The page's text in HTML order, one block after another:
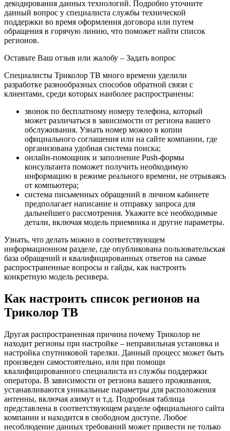
декодирования данных технологий. Подробно уточните
данный вопрос у специалиста службы технической
поддержки во время оформления договора или путем
обращения в горячую линию, что поможет найти список
регионов.
Оставьте Ваш отзыв или жалобу – Задать вопрос
Специалисты Триколор ТВ много времени уделили
разработке разнообразных способов обратной связи с
клиентами, среди которых наиболее распространены:
звонок по бесплатному номеру телефона, который
может различаться в зависимости от региона вашего
обслуживания. Узнать номер можно в копии
официального соглашения или на сайте компании, где
организована удобная система поиска;
онлайн-помощник и заполнение Push-формы
консультанта поможет получить необходимую
информацию в режиме реального времени, не отрываясь
от компьютера;
система письменных обращений в личном кабинете
предполагает написание и отправку запроса для
дальнейшего рассмотрения. Укажите все необходимые
детали, включая модель приемника и другие параметры.
Узнать, что делать можно в соответствующем
информационном разделе, где опубликована пользовательская
база обращений и квалифицированных ответов на самые
распространенные вопросы и гайды, как настроить
конкретную модель ресивера.
Как настроить список регионов на
Триколор ТВ
Другая распространенная причина почему Триколор не
находит регионы при настройке – неправильная установка и
настройка спутниковой тарелки. Данный процесс может быть
произведен самостоятельно, или при помощи
квалифицированного специалиста из службы поддержки
оператора. В зависимости от региона вашего проживания,
устанавливаются уникальные параметры для расположения
антенны, включая азимут и т.д. Подробная таблица
представлена в соответствующем разделе официального сайта
компании и находится в свободном доступе. Любое
несоблюдение данных требований может привести не только